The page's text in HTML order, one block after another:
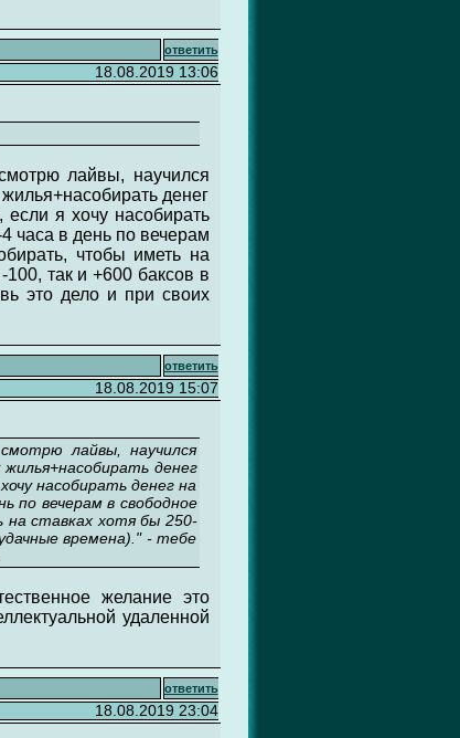
ответить
18.08.2019 13:06
лайвы, научился
денег
я хочу насобирать
часа в день по вечерам
чтобы иметь на
так и +600 баксов в
это дело и при своих
ответить
18.08.2019 15:07
лайвы, научился
денег
насобирать денег на
по вечерам в свободное
ставках хотя бы 250-
времена)." - тебе
желание это
удаленной
ответить
18.08.2019 23:04